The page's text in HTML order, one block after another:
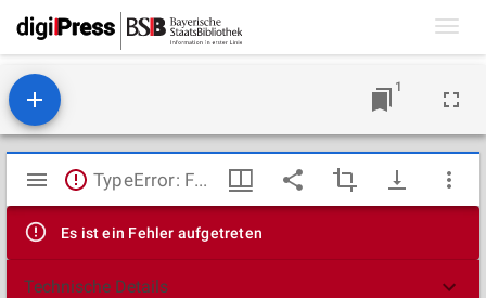
1
Mirador
Viewer
TypeError: Failed to fetch
Es ist ein Fehler aufgetreten
Technische Details